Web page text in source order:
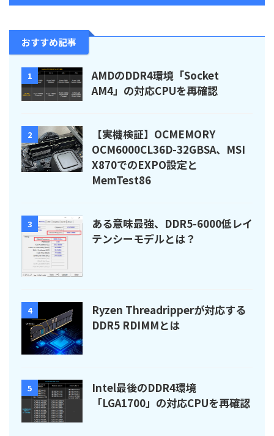
おすすめ記事
1
AMDのDDR4環境「Socket
AM4」の対応CPUを再確認
2
【実機検証】OCMEMORY
OCM6000CL36D-32GBSA、MSI
X870でのEXPO設定と
MemTest86
3
ある意味最強、DDR5-6000低レイ
テンシーモデルとは？
4
Ryzen Threadripperが対応する
DDR5 RDIMMとは
5
Intel最後のDDR4環境
「LGA1700」の対応CPUを再確認